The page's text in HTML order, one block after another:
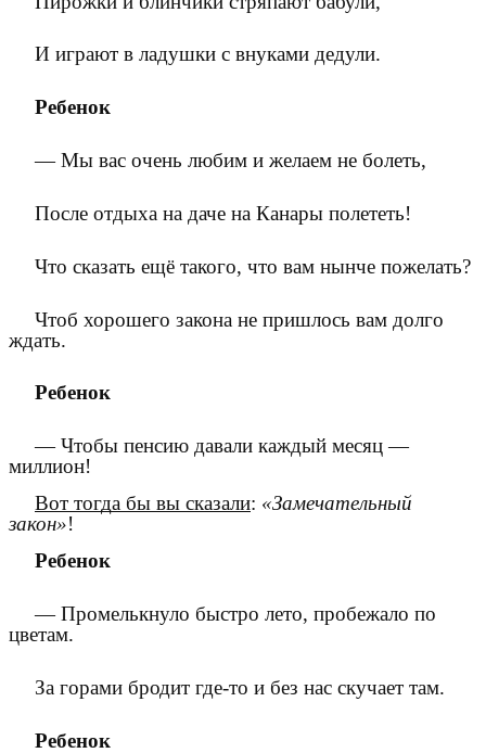
И играют в ладушки с внуками дедули.
Ребенок
— Мы вас очень любим и желаем не болеть,
После отдыха на даче на Канары полететь!
Что сказать ещё такого, что вам нынче пожелать?
Чтоб хорошего закона не пришлось вам долго
ждать.
Ребенок
— Чтобы пенсию давали каждый месяц —
миллион!
Вот тогда бы вы сказали: «Замечательный
закон»!
Ребенок
— Промелькнуло быстро лето, пробежало по
цветам.
За горами бродит где-то и без нас скучает там.
Ребенок